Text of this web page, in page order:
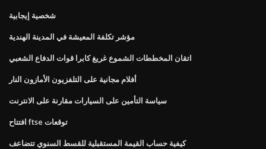
شخصية إيجابية
مؤشر تكلفة المعيشة في المدينة الهندية
اتقان المخططات الشموع غريغ كابرا قوات الدفاع الشعبي
أفلام مجانية على التلفزيون الأمازون النار
سياسة التأمين على السيارات مقارنة على الانترنت
افتتاح ftse توقعات
كيفية حساب القيمة المستقبلية للقسط السنوي تتضاعف